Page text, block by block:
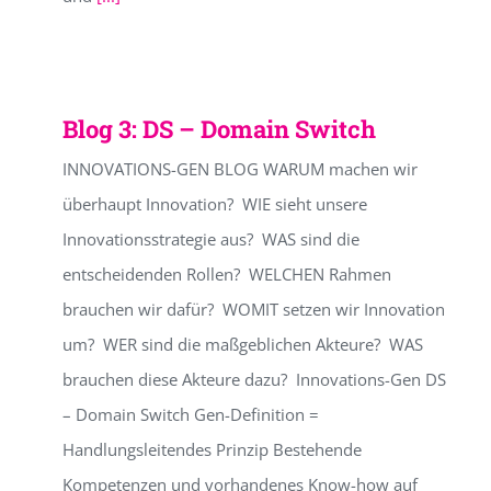
Blog 3: DS – Domain Switch
INNOVATIONS-GEN BLOG WARUM machen wir
überhaupt Innovation? WIE sieht unsere
Innovationsstrategie aus? WAS sind die
entscheidenden Rollen? WELCHEN Rahmen
brauchen wir dafür? WOMIT setzen wir Innovation
um? WER sind die maßgeblichen Akteure? WAS
brauchen diese Akteure dazu? Innovations-Gen DS
– Domain Switch Gen-Definition =
Handlungsleitendes Prinzip Bestehende
Kompetenzen und vorhandenes Know-how auf